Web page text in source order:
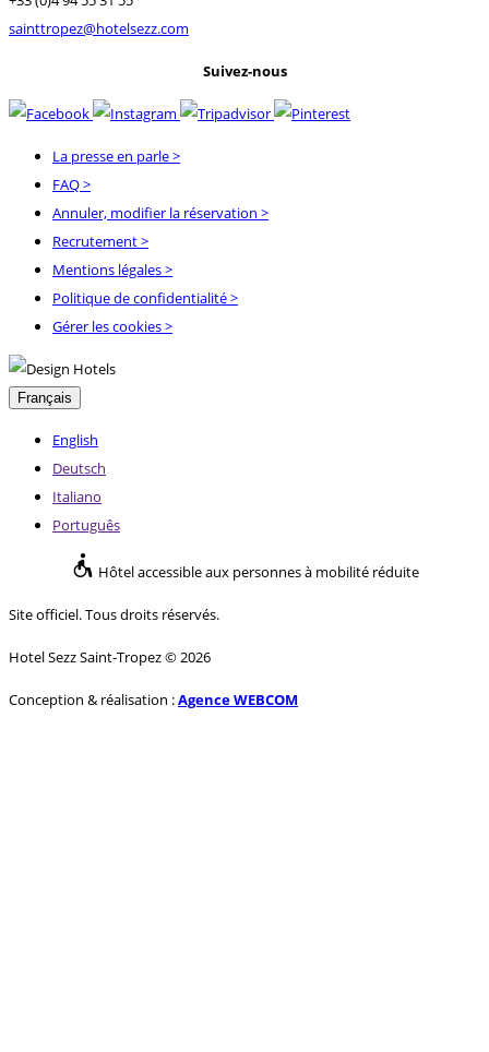
sainttropez@hotelsezz.com
Suivez-nous
La presse en parle>
FAQ>
Annuler, modifier la réservation >
Recrutement>
Mentions légales>
Politique de confidentialité>
Gérer les cookies >
Français
English
Deutsch
Italiano
Português
Hôtel accessible aux personnes à mobilité réduite
Site officiel. Tous droits réservés.
Hotel Sezz Saint-Tropez © 2026
Conception & réalisation :Agence WEBCOM